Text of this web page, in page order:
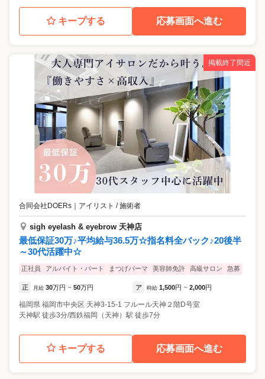
キープする 応募画面へ進む
掲載終了間近
合同会社DOERs ｜ アイリスト / 施術者
sigh eyelash & eyebrow 天神店
最低保証30万♪平均給与36.5万☆指名料全バック♪20後半
～30代活躍中☆
正社員 アルバイト・パート まつげパーマ 美容師免許 高級サロン 急募
正 月給 30万円 ~ 50万円 ア 時給 1,500円 ~ 2,000円
福岡県 福岡市中央区 天神3-15-1 フルール天神２階D号室
天神駅 徒歩3分/西鉄福岡（天神）駅 徒歩7分
キープする 応募画面へ進む